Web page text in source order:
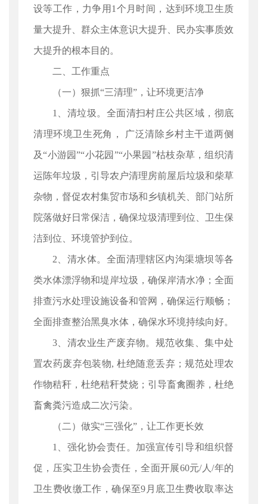
设等工作，力争用1个月时间，达到环境卫生质
量大提升、群众主体意识大提升、民办实事质效
大提升的根本目的。
二、工作重点
（一）狠抓“三清理”，让环境更洁净
1、清垃圾。全面清扫村庄公共区域，彻底
清理环境卫生死角， 广泛清除乡村主干道两侧
及“小游园”“小花园”“小果园”枯枝杂草，组织清
运陈年垃圾，引导农户清理房前屋后垃圾和柴草
杂物，督促农村集贸市场和乡镇机关、部门站所
院落做好日常保洁，确保垃圾清理到位、卫生保
洁到位、环境管护到位。
2、清水体。全面清理辖区内沟渠塘坝等各
类水体漂浮物和堤岸垃圾，确保岸清水净；全面
排查污水处理设施设备和管网，确保运行顺畅；
全面排查整治黑臭水体，确保水环境持续向好。
3、清农业生产废弃物。规范收集、集中处
置农药废弃包装物, 杜绝随意丢弃；规范处理农
作物秸秆，杜绝秸秆焚烧；引导畜禽圈养，杜绝
畜禽粪污造成二次污染。
（二）做实“三强化”，让工作更长效
1、强化协会责任。加强宣传引导和组织督
促，压实卫生协会责任，全面开展60元/人/年的
卫生费收缴工作，确保至9月底卫生费收取率达